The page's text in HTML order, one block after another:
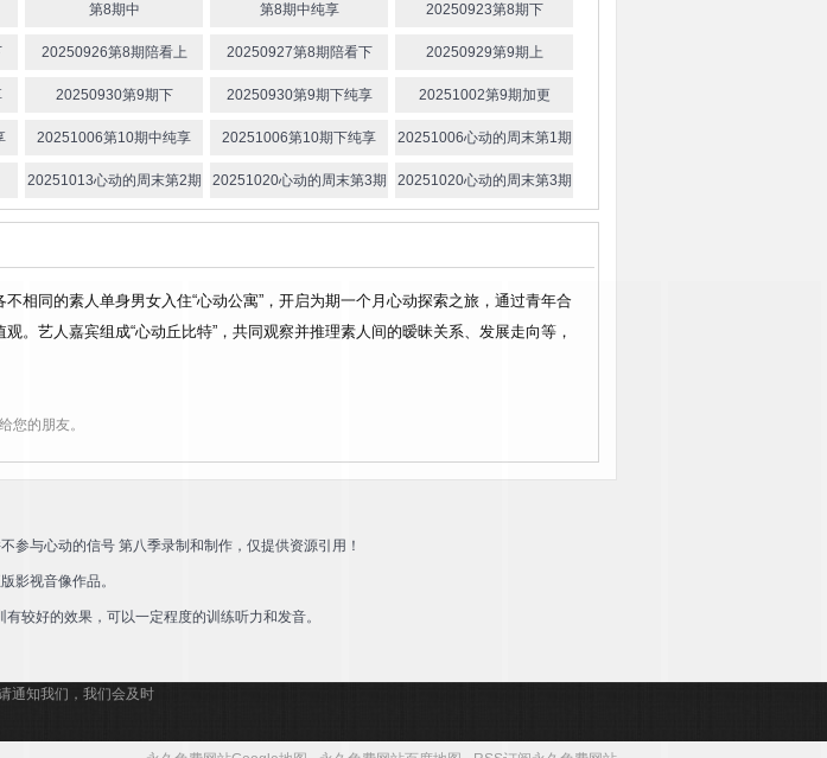
第8期中 第8期中纯享 20250923第8期下
20250926第8期陪看上 20250927第8期陪看下 20250929第9期上
20250930第9期下 20250930第9期下纯享 20251002第9期加更
20251006第10期中纯享 20251006第10期下纯享 20251006心动的周末第1期
上
20251013心动的周末第2期 20251020心动的周末第3期 20251020心动的周末第3期
相同的素人单身男女入住“心动公寓”，开启为期一个月心动探索之旅，通过青年合
。艺人嘉宾组成“心动丘比特”，共同观察并推理素人间的暧昧关系、发展走向等，
您的朋友。
参与心动的信号 第八季录制和制作，仅提供资源引用！
影视音像作品。
较好的效果，可以一定程度的训练听力和发音。
通知我们，我们会及时